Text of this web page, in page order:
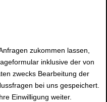
zukommen lassen,
inklusive der von
zwecks Bearbeitung der
bei uns gespeichert.
Einwilligung weiter.